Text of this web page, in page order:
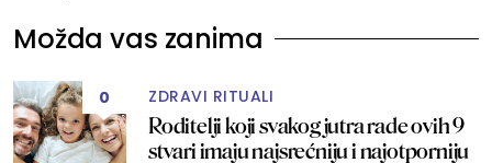
Možda vas zanima
0 ZDRAVI RITUALI
Roditelji koji svakog jutra rade ovih 9
stvari imaju najsrećniju i najotporniju